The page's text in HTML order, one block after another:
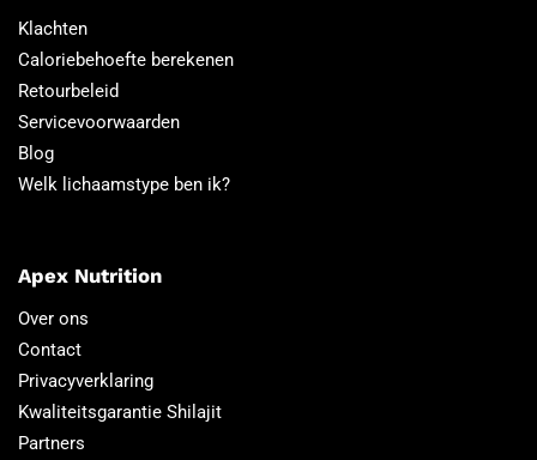
Klachten
Caloriebehoefte berekenen
Retourbeleid
Servicevoorwaarden
Blog
Welk lichaamstype ben ik?
Apex Nutrition
Over ons
Contact
Privacyverklaring
Kwaliteitsgarantie Shilajit
Partners